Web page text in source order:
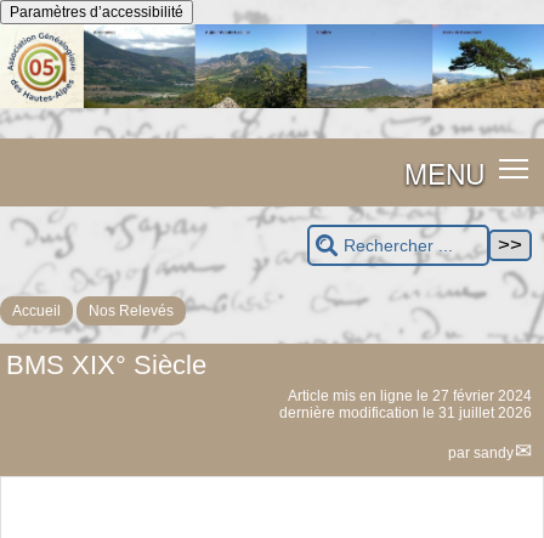
Panneau de gestion des cookies
Paramètres d’accessibilité
MENU
Accueil Nos Relevés
BMS XIX° Siècle
Article mis en ligne le 27 février 2024
dernière modification le 31 juillet 2026
par sandy